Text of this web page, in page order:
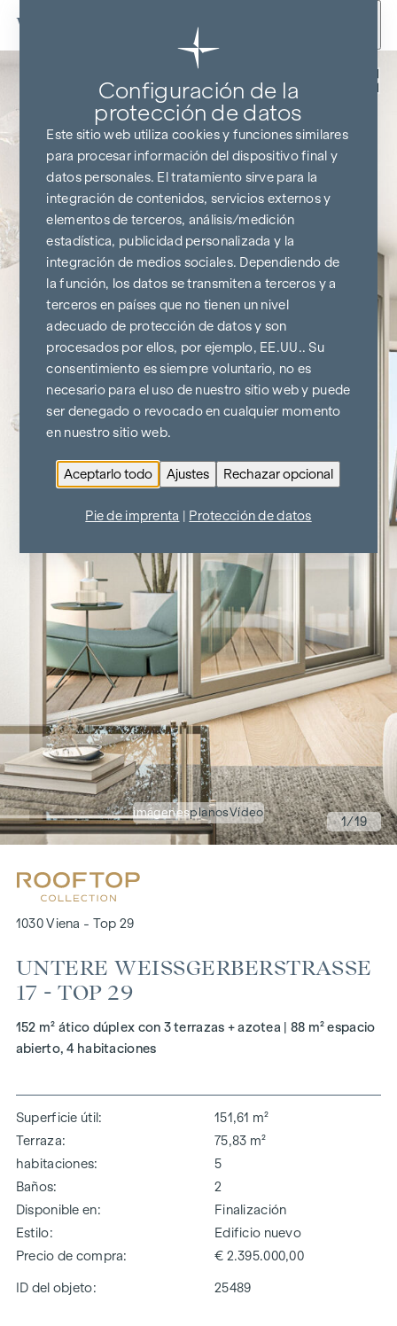
Ir al contenido
imágenesplanosVídeo
1/19
1030 Viena - Top 29
UNTERE WEISSGERBERSTRASSE 17
- TOP 29
152 m² ático dúplex con 3 terrazas + azotea | 88 m² espacio
abierto, 4 habitaciones
Superficie útil
151,61 m²
Terraza
75,83 m²
habitaciones
5
Baños
2
Disponible en
Finalización
Estilo
Edificio nuevo
Precio de compra
€ 2.395.000,00
ID del objeto: 25489
Configuración de la
protección de datos
Este sitio web utiliza cookies y funciones similares
para procesar información del dispositivo final y
datos personales. El tratamiento sirve para la
integración de contenidos, servicios externos y
elementos de terceros, análisis/medición
estadística, publicidad personalizada y la
integración de medios sociales. Dependiendo de
la función, los datos se transmiten a terceros y a
terceros en países que no tienen un nivel
adecuado de protección de datos y son
procesados por ellos, por ejemplo, EE.UU.. Su
consentimiento es siempre voluntario, no es
necesario para el uso de nuestro sitio web y puede
ser denegado o revocado en cualquier momento
en nuestro sitio web.
Aceptarlo todo Ajustes Rechazar opcional
Pie de imprenta Protección de datos